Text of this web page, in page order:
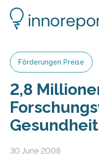
Förderungen Preise
2,8
30 June 2008